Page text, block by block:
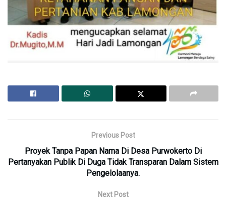
Previous Post
Proyek Tanpa Papan Nama Di Desa Purwokerto Di
Pertanyakan Publik Di Duga Tidak Transparan Dalam Sistem
Pengelolaanya.
Next Post